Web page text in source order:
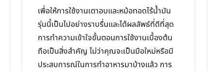
เพื่อให้การใช้งานเตาอบและหม้อทอดไร้น้ำมัน
รุ่นนี้เป็นไปอย่างราบรื่นและได้ผลลัพธ์ที่ดีที่สุด
การทำความเข้าใจขั้นตอนการใช้งานเบื้องต้น
ถือเป็นสิ่งสำคัญ ไม่ว่าคุณจะเป็นมือใหม่หรือมี
ประสบการณ์ในการทำอาหารมาบ้างแล้ว การ